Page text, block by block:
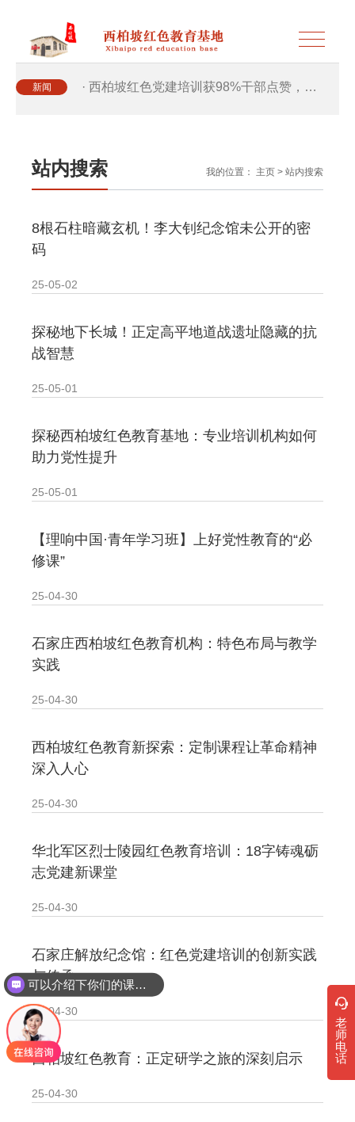
新闻 · 西柏坡红色党建培训获98%干部点赞，…
· 干部培训破解走过场 西柏坡红色教育…
· 2026年干部培训提质增效三大路径，揭…
· 筑牢新时代干部信仰根基 西柏坡3招给…
站内搜索 我的位置： 主页 > 站内搜索
8根石柱暗藏玄机！李大钊纪念馆未公开的密
码
25-05-02
探秘地下长城！正定高平地道战遗址隐藏的抗
战智慧
25-05-01
探秘西柏坡红色教育基地：专业培训机构如何
助力党性提升
25-05-01
【理响中国·青年学习班】上好党性教育的“必
修课”
25-04-30
石家庄西柏坡红色教育机构：特色布局与教学
实践
25-04-30
西柏坡红色教育新探索：定制课程让革命精神
深入人心
25-04-30
华北军区烈士陵园红色教育培训：18字铸魂砺
志党建新课堂
25-04-30
石家庄解放纪念馆：红色党建培训的创新实践
与传承
25-04-30
西柏坡红色教育：正定研学之旅的深刻启示
25-04-30
老
师
电
话
可以介绍下你们的课程吗？